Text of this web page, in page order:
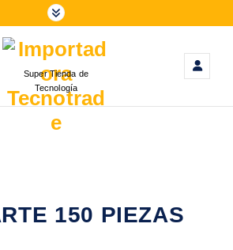
Super Tienda de
Tecnología
150 PIEZAS